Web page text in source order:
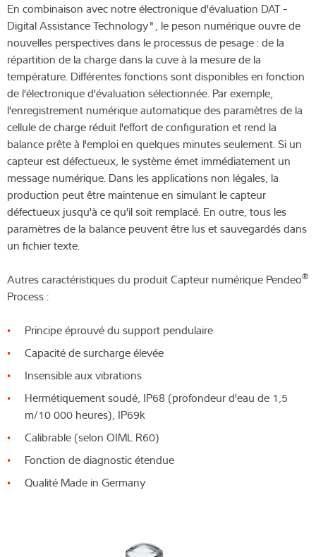
En combinaison avec notre électronique d'évaluation DAT -
Digital Assistance Technology", le peson numérique ouvre de
nouvelles perspectives dans le processus de pesage : de la
répartition de la charge dans la cuve à la mesure de la
température. Différentes fonctions sont disponibles en fonction
de l'électronique d'évaluation sélectionnée. Par exemple,
l'enregistrement numérique automatique des paramètres de la
cellule de charge réduit l'effort de configuration et rend la
balance prête à l'emploi en quelques minutes seulement. Si un
capteur est défectueux, le système émet immédiatement un
message numérique. Dans les applications non légales, la
production peut être maintenue en simulant le capteur
défectueux jusqu'à ce qu'il soit remplacé. En outre, tous les
paramètres de la balance peuvent être lus et sauvegardés dans
un fichier texte.
Autres caractéristiques du produit Capteur numérique Pendeo®
Process :
Principe éprouvé du support pendulaire
Capacité de surcharge élevée
Insensible aux vibrations
Hermétiquement soudé, IP68 (profondeur d'eau de 1,5
m/10 000 heures), IP69k
Calibrable (selon OIML R60)
Fonction de diagnostic étendue
Qualité Made in Germany